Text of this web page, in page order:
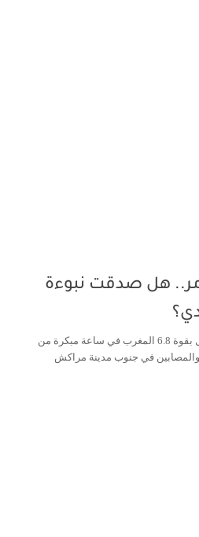
هل صدقت نبوءة
وكالة البيارق الإعلامية ضرب زلزال بقوة 6.8 المغرب في ساعة مبكرة من
في جنوب مدينة مراكش